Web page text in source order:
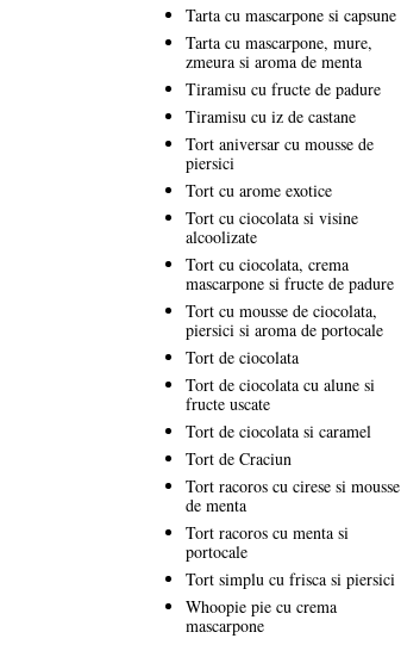
Tarta cu mascarpone si capsune
Tarta cu mascarpone, mure,
zmeura si aroma de menta
Tiramisu cu fructe de padure
Tiramisu cu iz de castane
Tort aniversar cu mousse de
piersici
Tort cu arome exotice
Tort cu ciocolata si visine
alcoolizate
Tort cu ciocolata, crema
mascarpone si fructe de padure
Tort cu mousse de ciocolata,
piersici si aroma de portocale
Tort de ciocolata
Tort de ciocolata cu alune si
fructe uscate
Tort de ciocolata si caramel
Tort de Craciun
Tort racoros cu cirese si mousse
de menta
Tort racoros cu menta si
portocale
Tort simplu cu frisca si piersici
Whoopie pie cu crema
mascarpone